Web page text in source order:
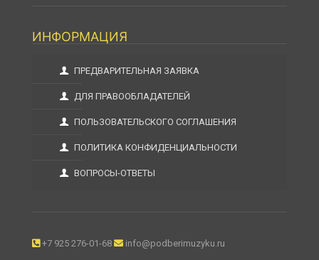
ИНФОРМАЦИЯ
ПРЕДВАРИТЕЛЬНАЯ ЗАЯВКА
ДЛЯ ПРАВООБЛАДАТЕЛЕЙ
ПОЛЬЗОВАТЕЛЬСКОГО СОГЛАШЕНИЯ
ПОЛИТИКА КОНФИДЕНЦИАЛЬНОСТИ
ВОПРОСЫ-ОТВЕТЫ
+7 925 276-01-68 info@podberimuzyku.ru